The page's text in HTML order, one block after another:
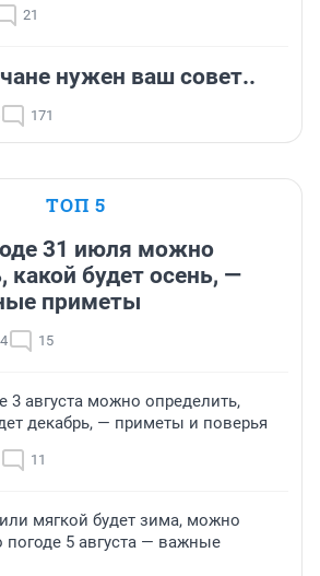
21
нужен ваш совет..
171
ТОП 5
31 июля можно
какой будет осень, —
приметы
15
3 августа можно определить,
декабрь, — приметы и поверья
11
мягкой будет зима, можно
погоде 5 августа — важные